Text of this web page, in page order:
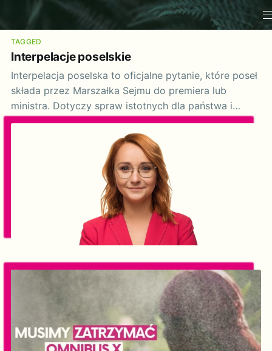
TAGGED
Interpelacje poselskie
Interpelacja poselska to oficjalne pytanie, które poseł
składa przez Marszałka Sejmu do premiera lub
ministra. Dotyczy spraw istotnych dla państwa i
obywateli. Rząd ma obowiązek odpowiedzieć w
ciągu 21 dni, a odpowiedź może stać się
przedmiotem debaty sejmowej.